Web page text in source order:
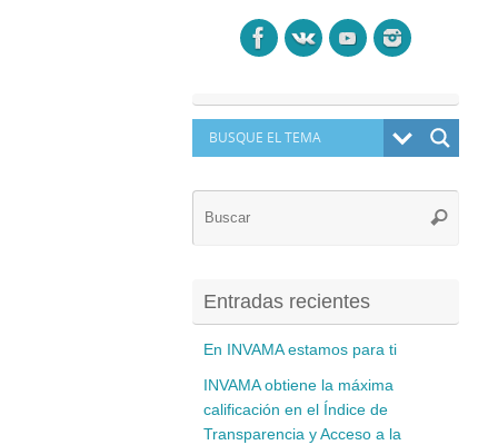
Buscar
Entradas recientes
En INVAMA estamos para ti
INVAMA obtiene la máxima
calificación en el Índice de
Transparencia y Acceso a la